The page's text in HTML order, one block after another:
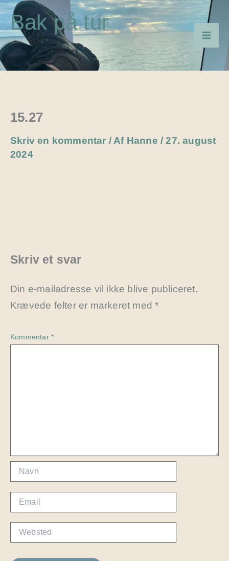
Gå
til
indholdet
Bak på tur
15.27
Skriv en kommentar / Af Hanne/27. august
2024
Skriv et svar
Din e-mailadresse vil ikke blive publiceret.
Krævede felter er markeret med*
Kommentar *
Navn
Websted